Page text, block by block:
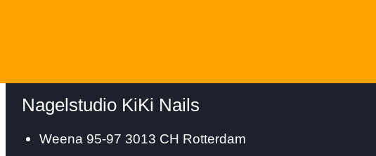
Nagelstudio KiKi Nails
Weena 95-97 3013 CH Rotterdam